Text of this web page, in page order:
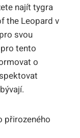
najít tygra
the Leopard v
svou
tento
o